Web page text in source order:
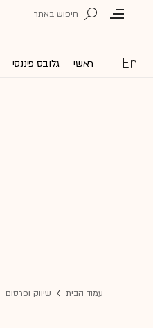
ראשי גלובס פיננסי
עמוד הבית שיווק ופרסום